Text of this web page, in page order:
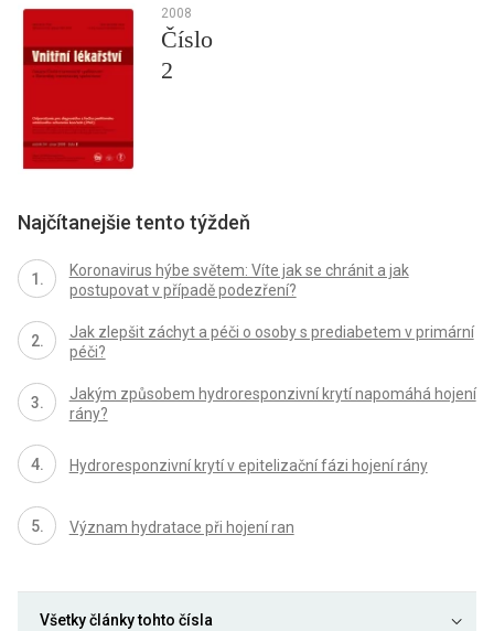
2008
Číslo
2
Najčítanejšie tento týždeň
Koronavirus hýbe světem: Víte jak se chránit a jak
postupovat v případě podezření?
Jak zlepšit záchyt a péči o osoby s prediabetem v primární
péči?
Jakým způsobem hydroresponzivní krytí napomáhá hojení
rány?
Hydroresponzivní krytí v epitelizační fázi hojení rány
Význam hydratace při hojení ran
Všetky články tohto čísla